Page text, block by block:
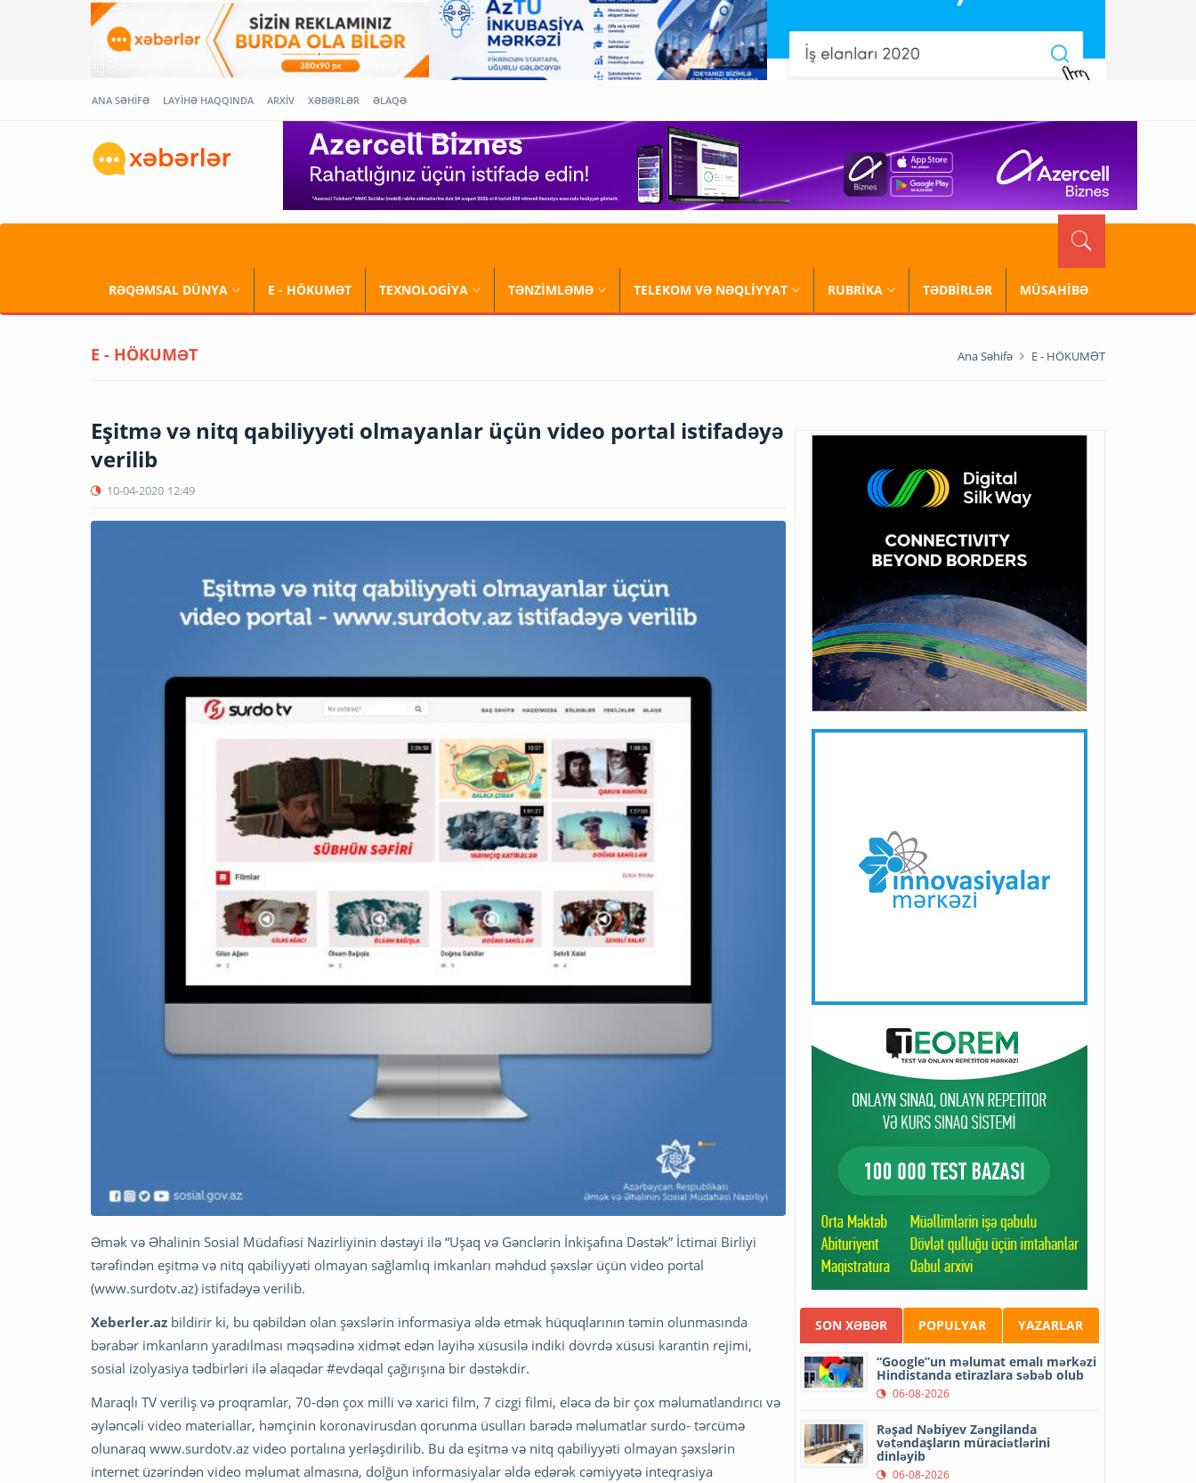
ANA SƏHİFƏ LAYİHƏ HAQQINDA ARXİV XƏBƏRLƏR ƏLAQƏ
RƏQƏMSAL DÜNYA E - HÖKUMƏT TEXNOLOGİYA TƏNZİMLƏMƏ TELEKOM VƏ NƏQLİYYAT RUBRİKA TƏDBİRLƏR MÜSAHİBƏ
E - HÖKUMƏT Ana Səhifə E - HÖKUMƏT
Eşitmə və nitq qabiliyyəti olmayanlar üçün video portal istifadəyə
verilib
10-04-2020 12:49
Əmək və Əhalinin Sosial Müdafiəsi Nazirliyinin dəstəyi ilə “Uşaq və Gənclərin İnkişafına Dəstək” İctimai Birliyi
tərəfindən eşitmə və nitq qabiliyyəti olmayan sağlamlıq imkanları məhdud şəxslər üçün video portal
(www.surdotv.az) istifadəyə verilib.
Xeberler.az bildirir ki, bu qəbildən olan şəxslərin informasiya əldə etmək hüquqlarının təmin olunmasında
bərabər imkanların yaradılması məqsədinə xidmət edən layihə xüsusilə indiki dövrdə xüsusi karantin rejimi,
sosial izolyasiya tədbirləri ilə əlaqədar #evdəqal çağırışına bir dəstəkdir.
Maraqlı TV veriliş və proqramlar, 70-dən çox milli və xarici film, 7 cizgi filmi, eləcə də bir çox məlumatlandırıcı və
əyləncəli video materiallar, həmçinin koronavirusdan qorunma üsulları barədə məlumatlar surdo- tərcümə
olunaraq www.surdotv.az video portalına yerləşdirilib. Bu da eşitmə və nitq qabiliyyəti olmayan şəxslərin
internet üzərindən video məlumat almasına, dolğun informasiyalar əldə edərək cəmiyyətə inteqrasiya
SON XƏBƏR POPULYAR YAZARLAR
“Google”un məlumat emalı mərkəzi
Hindistanda etirazlara səbəb olub
06-08-2026
Rəşad Nəbiyev Zəngilanda
vətəndaşların müraciətlərini
dinləyib
06-08-2026